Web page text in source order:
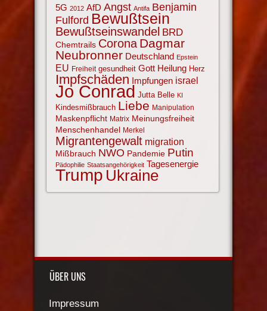
5G 2012 AfD Angst Antifa Benjamin
Fulford Bewußtsein
Bewußtseinswandel BRD
Chemtrails Corona Dagmar
Neubronner Deutschland Epstein
EU Freiheit gesundheit Gott Heilung Herz
Impfschäden Impfungen israel
Jo Conrad Jutta Belle KI
Kindesmißbrauch Liebe Manipulation
Maskenpflicht Matrix Meinungsfreiheit
Menschenhandel Merkel
Migrantengewalt migration
Mißbrauch NWO Pandemie Putin
Pädophilie Staatsangehörigkeit Tagesenergie
Trump Ukraine
ÜBER UNS
Impressum